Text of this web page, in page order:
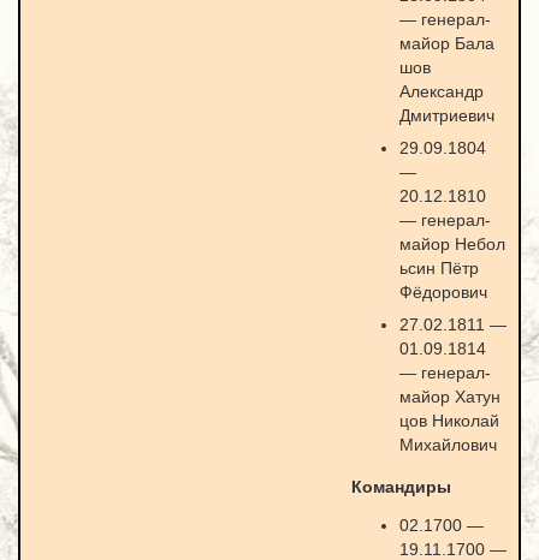
— генерал-
майор Бала
шов
Александр
Дмитриевич
29.09.1804
—
20.12.1810
— генерал-
майор Небол
ьсин Пётр
Фёдорович
27.02.1811 —
01.09.1814
— генерал-
майор Хатун
цов Николай
Михайлович
Командиры
02.1700 —
19.11.1700 —